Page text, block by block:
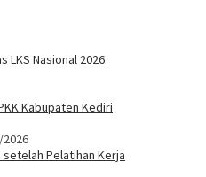
LKS Nasional 2026
Kabupaten Kediri
Pelatihan Kerja